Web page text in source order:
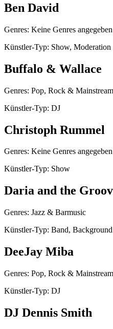
Ben David
Genres: Keine Genres angegeben
Künstler-Typ: Show, Moderation
Buffalo & Wallace
Genres: Pop, Rock & Mainstream
Künstler-Typ: DJ
Christoph Rummel
Genres: Keine Genres angegeben
Künstler-Typ: Show
Daria and the
Genres: Jazz & Barmusic
Künstler-Typ: Band, Background
DeeJay Miba
Genres: Pop, Rock &
Künstler-Typ: DJ
DJ Dennis Smith